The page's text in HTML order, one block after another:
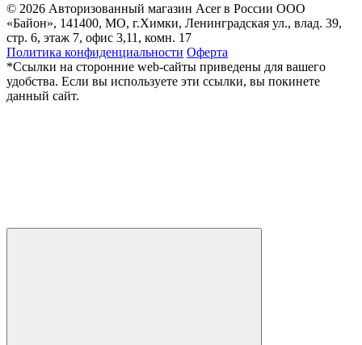
© 2026 Авторизованный магазин Acer в России ООО
«Байон», 141400, МО, г.Химки, Ленинградская ул., влад. 39,
стр. 6, этаж 7, офис 3,11, комн. 17
Политика конфиденциальности Оферта
*Ссылки на сторонние web-сайты приведены для вашего
удобства. Если вы используете эти ссылки, вы покинете
данный сайт.